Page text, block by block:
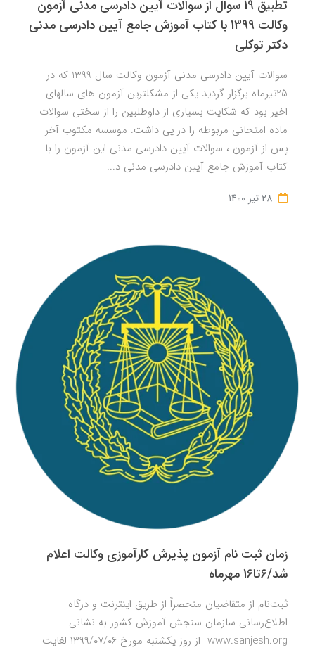
تطبیق 19 سوال از سوالات آیین دادرسی مدنی آزمون
وکالت 1399 با کتاب آموزش جامع آیین دادرسی مدنی
دکتر توکلی
سوالات آیین دادرسی مدنی آزمون وکالت سال 1399 که در
25تیرماه برگزار گردید یکی از مشکلترین آزمون های سالهای
اخیر بود که شکایت بسیاری از داوطلبین را از سختی سوالات
ماده امتحانی مربوطه را در پی داشت. موسسه مکتوب آخر
پس از آزمون ، سوالات آیین دادرسی مدنی این آزمون را با
کتاب آموزش جامع آیین دادرسی مدنی د...
زمان ثبت نام آزمون پذیرش کارآموزی وکالت اعلام
شد/6تا16 مهرماه
ثبت‌نام از متقاضیان منحصراً از طریق اینترنت و درگاه
اطلاع‌رسانی سازمان سنجش آموزش کشور به نشانی
www.sanjesh.org از روز یکشنبه مورخ ۱۳۹۹/۰۷/۰۶ لغایت